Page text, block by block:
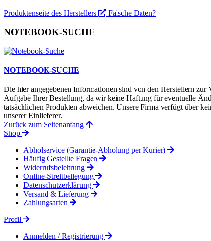
Produktenseite des Herstellers Falsche Daten?
NOTEBOOK-SUCHE
NOTEBOOK-SUCHE
Die hier angegebenen Informationen sind von den Herstellern
Aufgabe Ihrer Bestellung, da wir keine Haftung für eventuelle
tatsächlichen Produkten abweichen. Unsere Firma verfügt über
unserer Einlieferer.
Zurück zum Seitenanfang
Shop
Abholservice (Garantie-Abholung per Kurier)
Häufig Gestellte Fragen
Widerrufsbelehrung
Online-Streitbeilegung
Datenschutzerklärung
Versand & Lieferung
Zahlungsarten
Profil
Anmelden / Registrierung